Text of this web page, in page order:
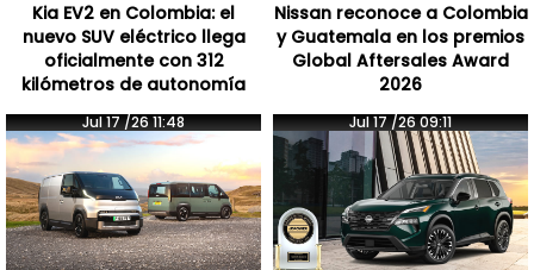
Kia EV2 en Colombia: el
nuevo SUV eléctrico llega
oficialmente con 312
kilómetros de autonomía
Nissan reconoce a Colombia
y Guatemala en los premios
Global Aftersales Award
2026
Jul 17 /26 11:48 Jul 17 /26 09:11